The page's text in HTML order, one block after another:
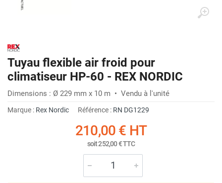
Tuyau flexible air froid pour
climatiseur HP-60 - REX NORDIC
Dimensions : Ø 229 mm x 10 m • Vendu à l'unité
Marque : Rex Nordic Référence : RN DG1229
210,00 € HT
soit252,00 €TTC